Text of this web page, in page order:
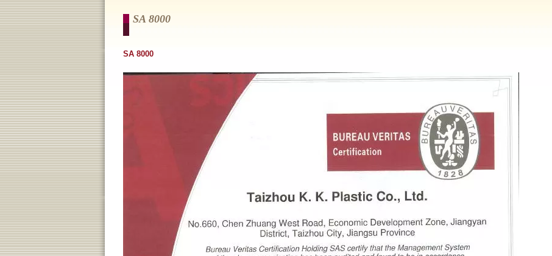
SA 8000
SA 8000